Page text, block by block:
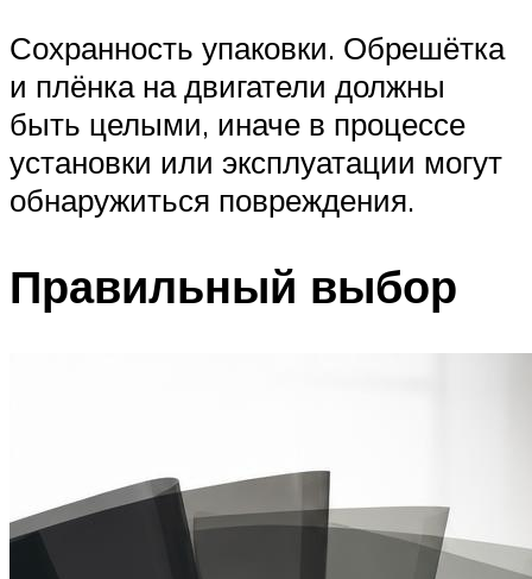
Сохранность упаковки. Обрешётка
и плёнка на двигатели должны
быть целыми, иначе в процессе
установки или эксплуатации могут
обнаружиться повреждения.
Правильный выбор